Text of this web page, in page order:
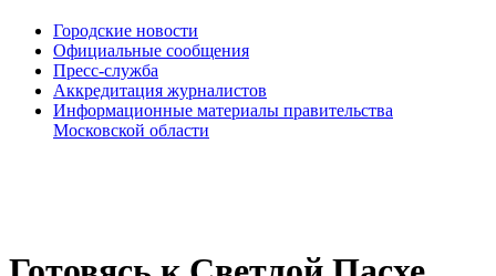
Городские новости
Официальные сообщения
Пресс-служба
Аккредитация журналистов
Информационные материалы правительства
Московской области